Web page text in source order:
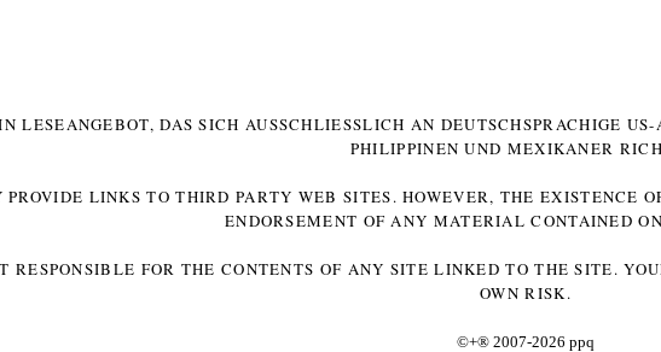
LESEANGEBOT, DAS SICH AUSSCHLIESSLICH AN DEUTSCHSPRACHIGE
HILIPPINEN UND MEXIKANER
PROVIDE LINKS TO THIRD PARTY WEB SITES. HOWEVER, THE EXISTENCE
ENDORSEMENT OF ANY MATERIAL CONTAINED
RESPONSIBLE FOR THE CONTENTS OF ANY SITE LINKED TO THE SITE.
OWN RISK.
©+® 2007-2026 ppq